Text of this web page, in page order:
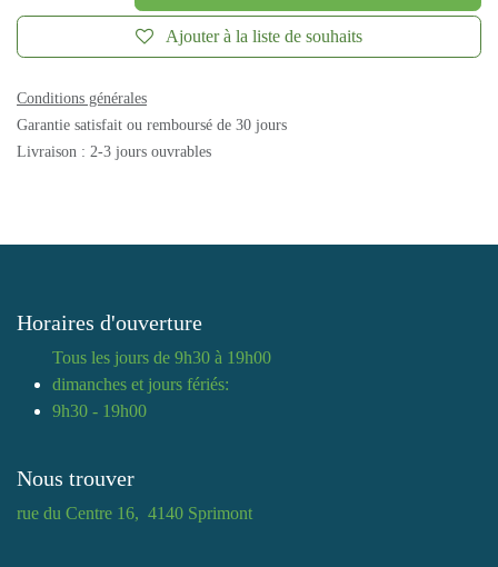
Ajouter à la liste de souhaits
Conditions générales
Garantie satisfait ou remboursé de 30 jours
Livraison : 2-3 jours ouvrables
Horaires d'ouverture
Tous les jours de 9h30 à 19h00
dimanches et jours fériés:
9h30 - 19h00
Nous trouver
rue du Centre 16, 4140 Sprimont